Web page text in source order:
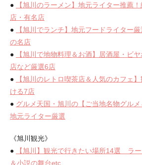
●
【旭川のラーメン】地元ライター推薦
店・有名店
●
【旭川でランチ】地元フードライター
の名店
●
【旭川で地物料理＆お酒】居酒屋・ビ
店など厳選6店
●
【旭川のレトロ喫茶店＆人気のカフェ
ける7店
● グルメ天国・旭川の【ご当地名物グルメ
地元ライター厳選
《旭川観光》
●
【旭川】観光で行きたい場所14選 ラ
＆小説の舞台etc